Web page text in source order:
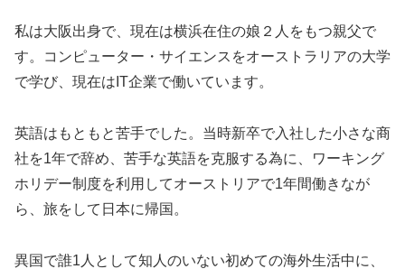
私は大阪出身で、現在は横浜在住の娘２人をもつ親父で
す。コンピューター・サイエンスをオーストラリアの大学
で学び、現在はIT企業で働いています。
英語はもともと苦手でした。当時新卒で入社した小さな商
社を1年で辞め、苦手な英語を克服する為に、ワーキング
ホリデー制度を利用してオーストリアで1年間働きなが
ら、旅をして日本に帰国。
異国で誰1人として知人のいない初めての海外生活中に、